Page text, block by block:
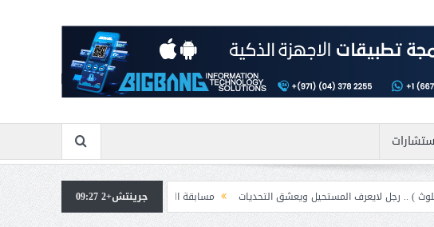
ويعشق التحديات مسابقة المشيقح تعلن فرسان النسخة الخامسة
بمشاركة صاحبة
جرينتش+2 09:27